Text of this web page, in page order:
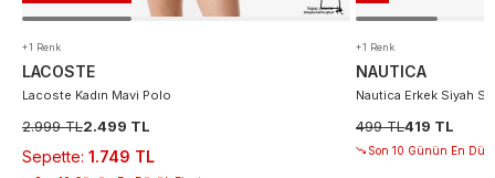
+1 Renk
LACOSTE
Lacoste Kadın Mavi Polo
2.999 TL2.499 TL
Sepette: 1.749 TL
+1 Renk
NAUTICA
Nautica Erkek Siyah
499 TL419 TL
Son 10 Günün En